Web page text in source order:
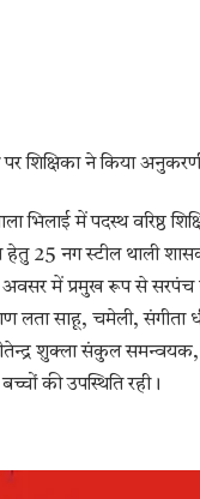
पर शिक्षिका ने किया
में पदस्थ वरिष्ठ
25 नग स्टील थाली
में प्रमुख रूप से सरपंच
लता साहू, चमेली, संगीता
शुक्ला संकुल
की उपस्थिति रही।